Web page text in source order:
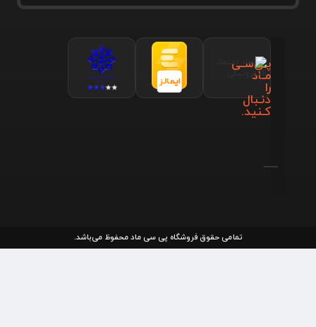
پـی‌سـی
مـاد
را
دنـبال
کـنید.
تمامی حقوق فروشگاه پی سی ماد محفوظ می‌باشد.